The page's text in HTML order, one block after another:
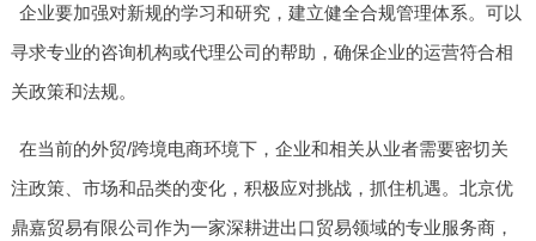
企业要加强对新规的学习和研究，建立健全合规管理体系。可以
寻求专业的咨询机构或代理公司的帮助，确保企业的运营符合相
关政策和法规。
在当前的外贸/跨境电商环境下，企业和相关从业者需要密切关
注政策、市场和品类的变化，积极应对挑战，抓住机遇。北京优
鼎嘉贸易有限公司作为一家深耕进出口贸易领域的专业服务商，